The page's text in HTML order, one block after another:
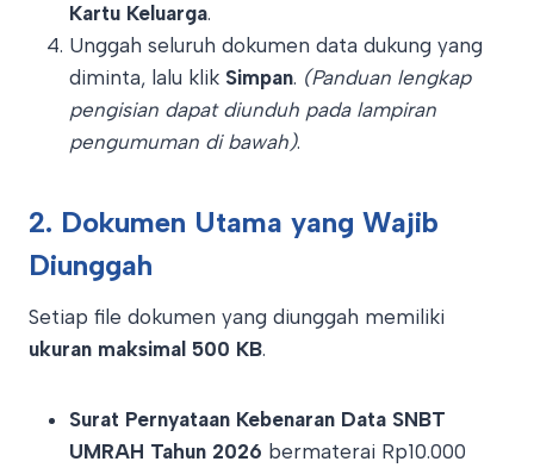
Kartu Keluarga.
Unggah seluruh dokumen data dukung yang
diminta, lalu klik Simpan. (Panduan lengkap
pengisian dapat diunduh pada lampiran
pengumuman di bawah).
2. Dokumen Utama yang Wajib
Diunggah
Setiap file dokumen yang diunggah memiliki
ukuran maksimal 500 KB.
Surat Pernyataan Kebenaran Data SNBT
UMRAH Tahun 2026 bermaterai Rp10.000